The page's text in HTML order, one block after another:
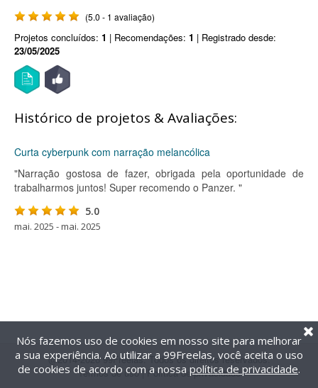
(5.0 - 1 avaliação)
Projetos concluídos: 1 | Recomendações: 1 | Registrado desde:
23/05/2025
Histórico de projetos & Avaliações:
Curta cyberpunk com narração melancólica
"Narração gostosa de fazer, obrigada pela oportunidade de
trabalharmos juntos! Super recomendo o Panzer. "
5.0
mai. 2025 - mai. 2025
@2014-2026 99Freelas. Todos os direitos reservados.
Termos de uso| Política de privacidade
Nós fazemos uso de cookies em nosso site para melhorar
a sua experiência. Ao utilizar a 99Freelas, você aceita o uso
de cookies de acordo com a nossa política de privacidade.